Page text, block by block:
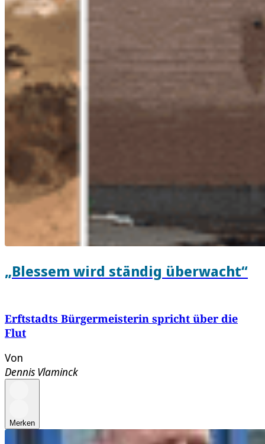
„Blessem wird ständig überwacht“
Erftstadts Bürgermeisterin spricht über die
Flut
Von
Dennis Vlaminck
Merken